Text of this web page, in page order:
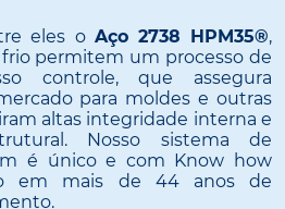
eles o Aço 2738 HPM35®,
permitem um processo de
controle, que assegura
para moldes e outras
altas integridade interna e
Nosso sistema de
é único e com Know how
em mais de 44 anos de